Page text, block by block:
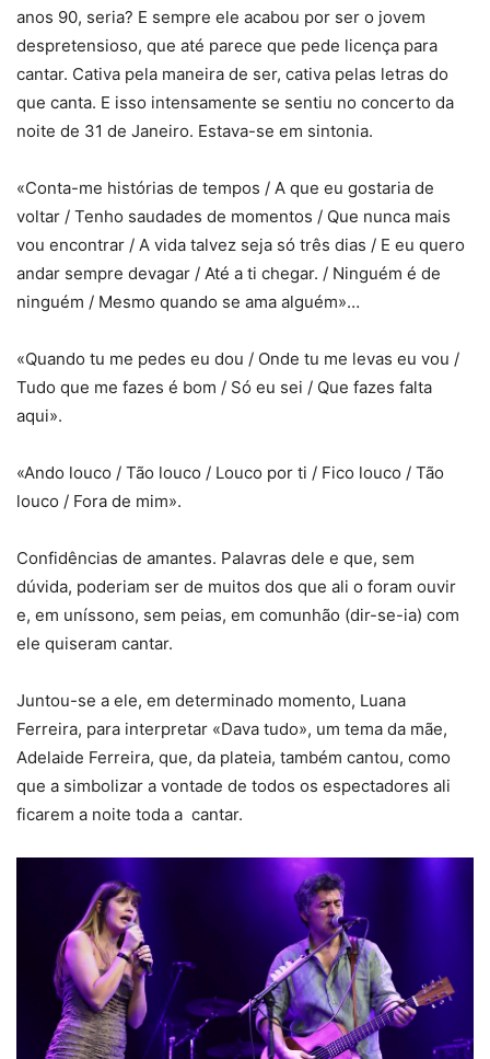
anos 90, seria? E sempre ele acabou por ser o jovem
despretensioso, que até parece que pede licença para
cantar. Cativa pela maneira de ser, cativa pelas letras do
que canta. E isso intensamente se sentiu no concerto da
noite de 31 de Janeiro. Estava-se em sintonia.
«Conta-me histórias de tempos / A que eu gostaria de
voltar / Tenho saudades de momentos / Que nunca mais
vou encontrar / A vida talvez seja só três dias / E eu quero
andar sempre devagar / Até a ti chegar. / Ninguém é de
ninguém / Mesmo quando se ama alguém»…
«Quando tu me pedes eu dou / Onde tu me levas eu vou /
Tudo que me fazes é bom / Só eu sei / Que fazes falta
aqui».
«Ando louco / Tão louco / Louco por ti / Fico louco / Tão
louco / Fora de mim».
Confidências de amantes. Palavras dele e que, sem
dúvida, poderiam ser de muitos dos que ali o foram ouvir
e, em uníssono, sem peias, em comunhão (dir-se-ia) com
ele quiseram cantar.
Juntou-se a ele, em determinado momento, Luana
Ferreira, para interpretar «Dava tudo», um tema da mãe,
Adelaide Ferreira, que, da plateia, também cantou, como
que a simbolizar a vontade de todos os espectadores ali
ficarem a noite toda a cantar.